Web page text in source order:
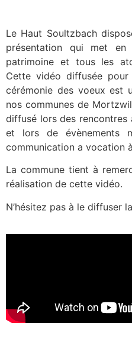
Le Haut Soultzbach
présentation qui met
patrimoine et tous les
Cette vidéo diffusée
cérémonie des voeux est
nos communes de
diffusé lors des rencontres
et lors de évènements
communication a vocation
La commune tient à
réalisation de cette vidéo.
N’hésitez pas à le diffuser